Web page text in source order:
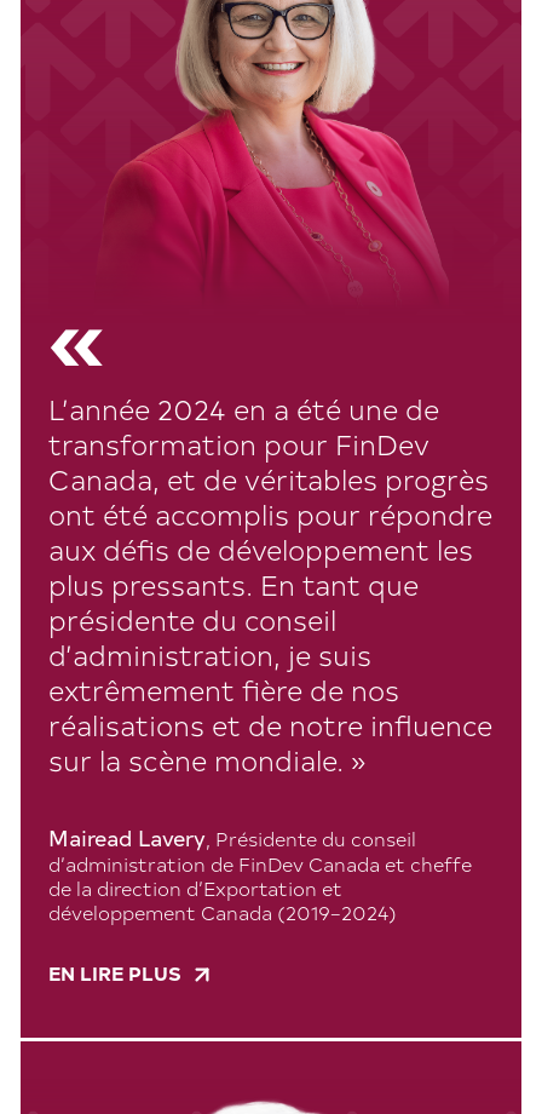
«
L’année 2024 en a été une de
transformation pour FinDev
Canada, et de véritables progrès
ont été accomplis pour répondre
aux défis de développement les
plus pressants. En tant que
présidente du conseil
d’administration, je suis
extrêmement fière de nos
réalisations et de notre influence
sur la scène mondiale. »
Mairead Lavery, Présidente du conseil
d’administration de FinDev Canada et cheffe
de la direction d’Exportation et
développement Canada (2019–2024)
EN LIRE PLUS